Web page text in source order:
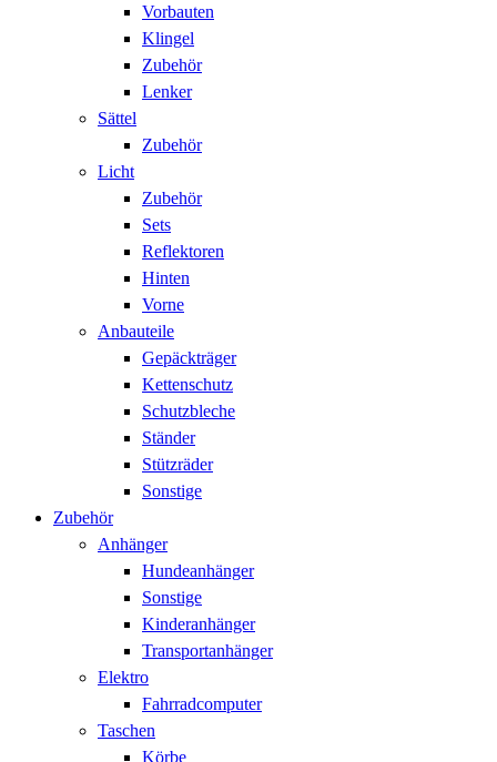
Vorbauten
Klingel
Zubehör
Lenker
Sättel
Zubehör
Licht
Zubehör
Sets
Reflektoren
Hinten
Vorne
Anbauteile
Gepäckträger
Kettenschutz
Schutzbleche
Ständer
Stützräder
Sonstige
Zubehör
Anhänger
Hundeanhänger
Sonstige
Kinderanhänger
Transportanhänger
Elektro
Fahrradcomputer
Taschen
Körbe